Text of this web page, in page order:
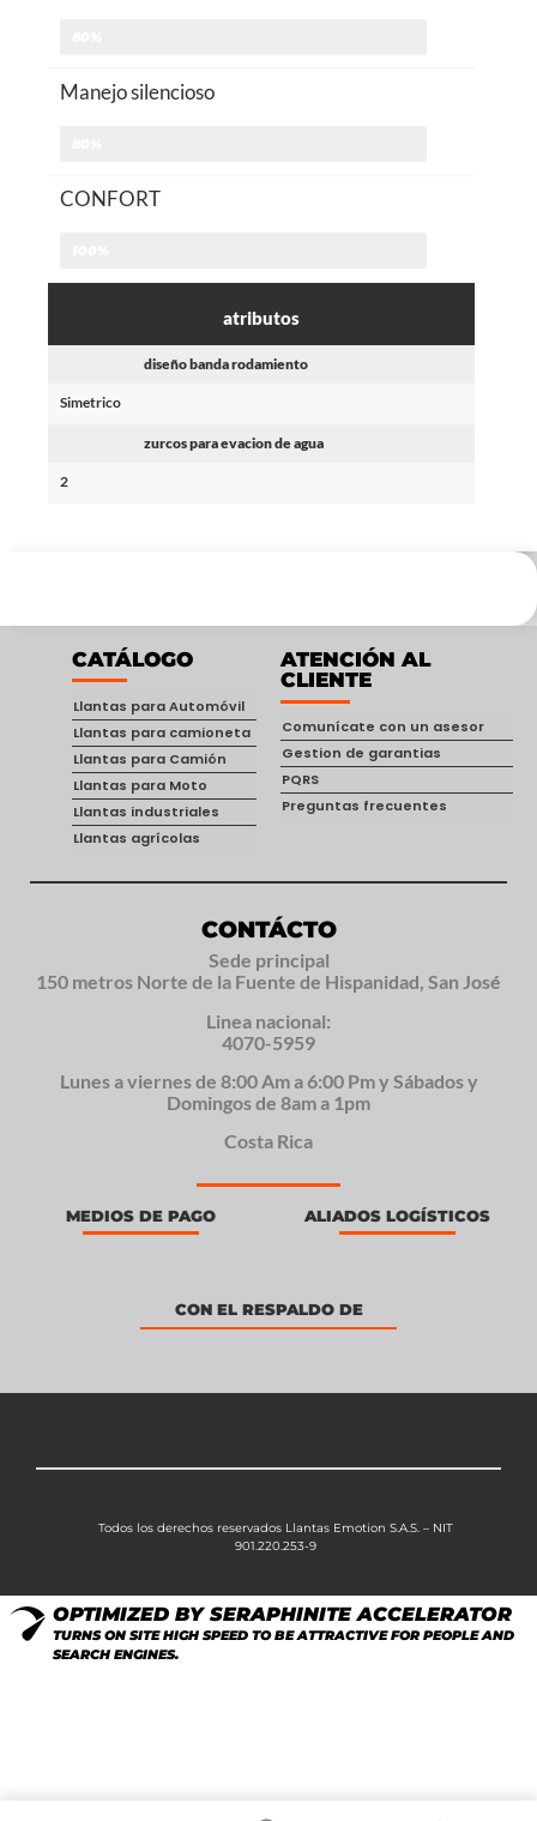
Manejo silencioso
CONFORT
atributos
diseño banda rodamiento
Simetrico
zurcos para evacion de agua
2
CATÁLOGO
Llantas para Automóvil
Llantas para camioneta
Llantas para Camión
Llantas para Moto
Llantas industriales
Llantas agrícolas
ATENCIÓN AL
CLIENTE
Comunícate con un asesor
Gestion de garantias
PQRS
Preguntas frecuentes
CONTÁCTO
Sede principal
150 metros Norte de la Fuente de Hispanidad, San José
Linea nacional:
4070-5959
Lunes a viernes de 8:00 Am a 6:00 Pm y Sábados y
Domingos de 8am a 1pm
Costa Rica
MEDIOS DE PAGO ALIADOS LOGÍSTICOS
CON EL RESPALDO DE
Todos los derechos reservados Llantas Emotion S.A.S. – NIT
901.220.253-9
OPTIMIZED BY SERAPHINITE ACCELERATOR
TURNS ON SITE HIGH SPEED TO BE ATTRACTIVE FOR PEOPLE AND
SEARCH ENGINES.